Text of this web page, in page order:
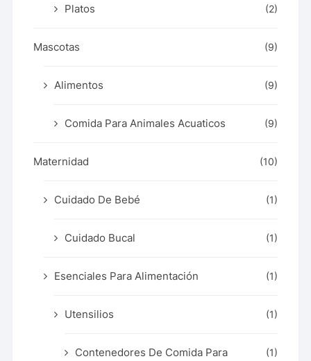
Platos (2)
Mascotas (9)
Alimentos (9)
Comida Para Animales Acuaticos (9)
Maternidad (10)
Cuidado De Bebé (1)
Cuidado Bucal (1)
Esenciales Para Alimentación (1)
Utensilios (1)
Contenedores De Comida Para
(1)